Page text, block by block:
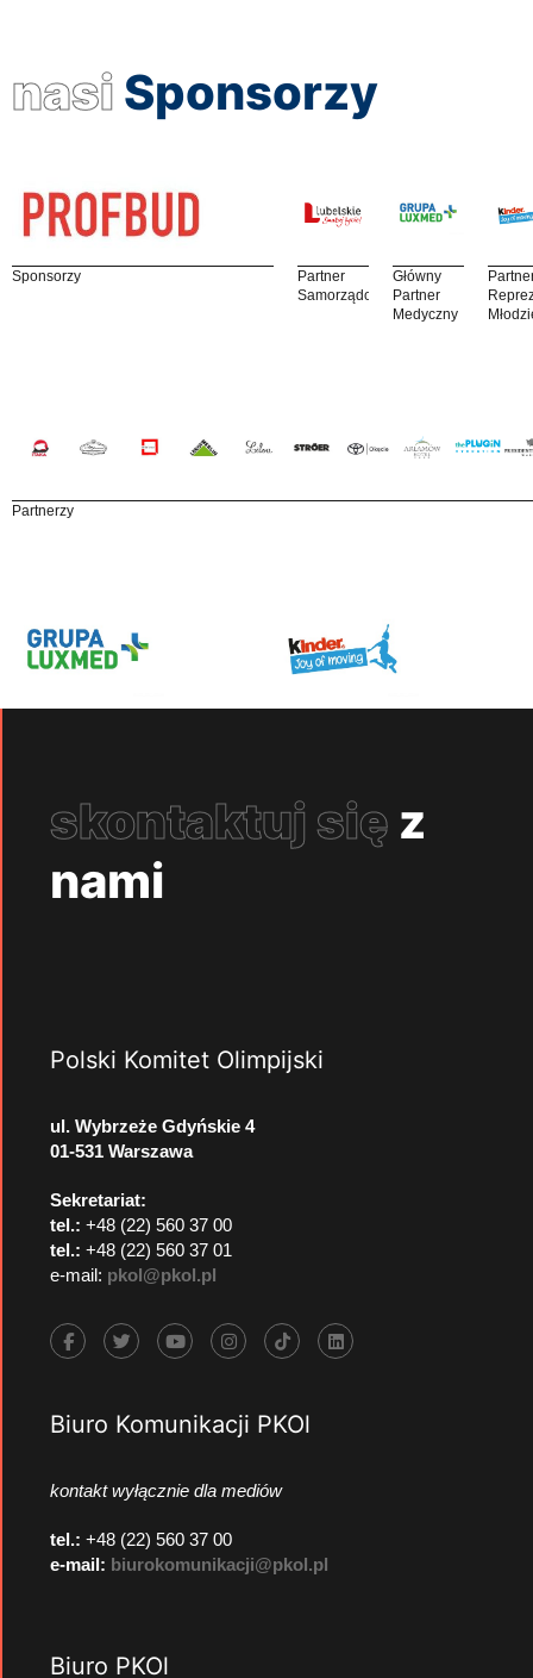
nasi Sponsorzy
Sponsorzy
Partner
Samorządowy
Główny
Partner
Medyczny
Partnerzy
skontaktuj się z
nami
Polski Komitet Olimpijski
ul. Wybrzeże Gdyńskie 4
01-531 Warszawa
Sekretariat:
tel.: +48 (22) 560 37 00
tel.: +48 (22) 560 37 01
e-mail: pkol@pkol.pl
Biuro Komunikacji PKOl
kontakt wyłącznie dla mediów
tel.: +48 (22) 560 37 00
e-mail: biurokomunikacji@pkol.pl
Biuro PKOl